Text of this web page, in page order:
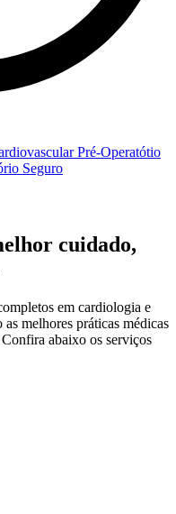
Pré-Operatótio
Seguro
cuidado,
em cardiologia e
melhores práticas médicas
abaixo os serviços